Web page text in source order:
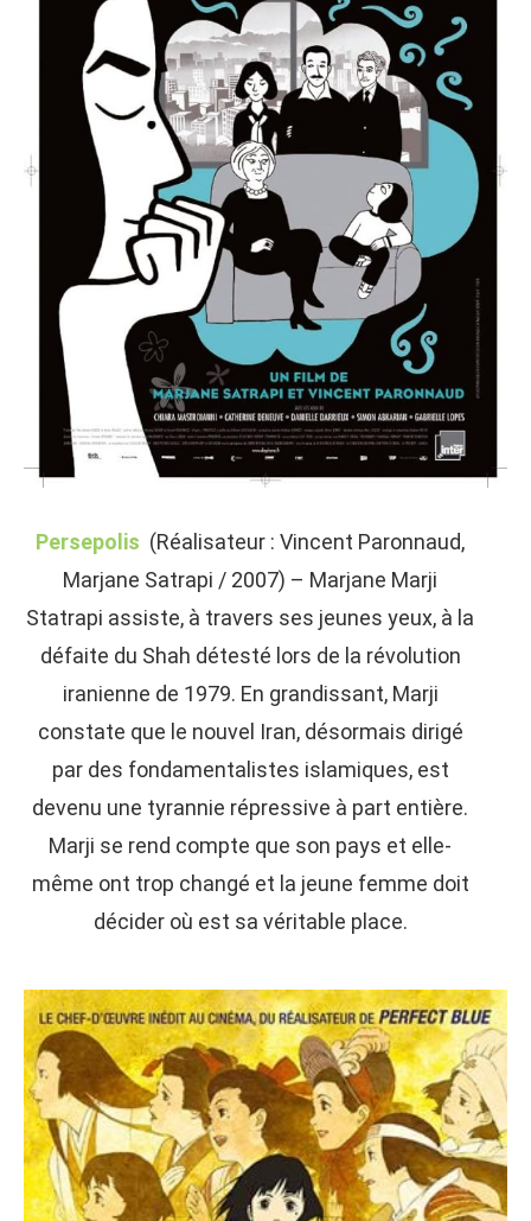
Persepolis (Réalisateur : Vincent Paronnaud,
Marjane Satrapi / 2007) – Marjane Marji
Statrapi assiste, à travers ses jeunes yeux, à la
défaite du Shah détesté lors de la révolution
iranienne de 1979. En grandissant, Marji
constate que le nouvel Iran, désormais dirigé
par des fondamentalistes islamiques, est
devenu une tyrannie répressive à part entière.
Marji se rend compte que son pays et elle-
même ont trop changé et la jeune femme doit
décider où est sa véritable place.